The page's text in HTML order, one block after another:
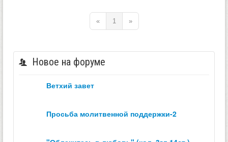
« 1 »
Новое на форуме
ветхий завет
просьба молитвенной поддержки-2